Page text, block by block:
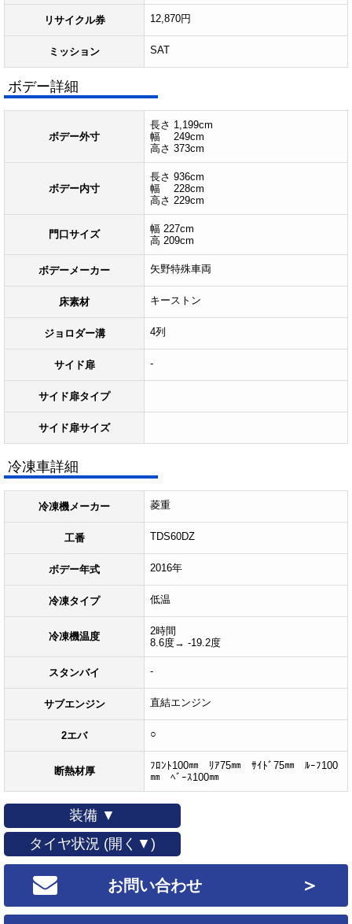
リサイクル券 12,870円
ミッション SAT
ボデー詳細
ボデー外寸
長さ 1,199cm
幅 249cm
高さ 373cm
ボデー内寸
長さ 936cm
幅 228cm
高さ 229cm
門口サイズ
幅 227cm
高 209cm
ボデーメーカー 矢野特殊車両
床素材 キーストン
ジョロダー溝 4列
サイド扉 -
サイド扉タイプ
サイド扉サイズ
冷凍車詳細
冷凍機メーカー 菱重
工番 TDS60DZ
ボデー年式 2016年
冷凍タイプ 低温
冷凍機温度
2時間
8.6度→ -19.2度
スタンバイ -
サブエンジン 直結エンジン
2エバ ○
断熱材厚
ﾌﾛﾝﾄ100㎜ ﾘｱ75㎜ ｻｲﾄﾞ75㎜ ﾙｰﾌ100
㎜ ﾍﾞｰｽ100㎜
装備 ▼
タイヤ状況 (開く▼)
お問い合わせ ＞